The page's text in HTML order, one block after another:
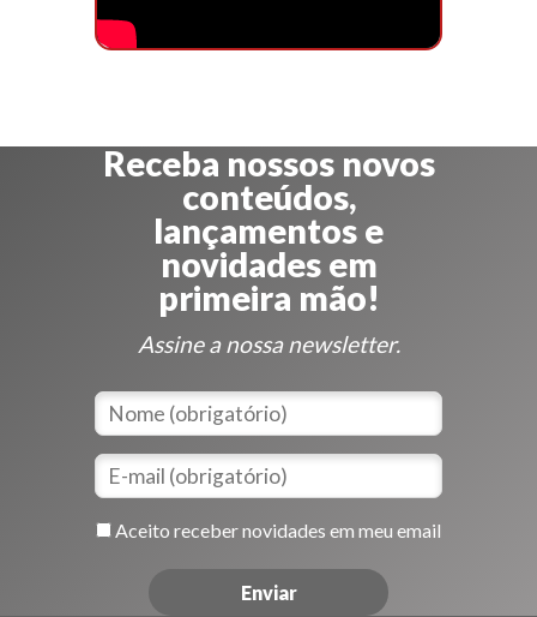
Receba nossos novos
conteúdos,
lançamentos e
novidades em
primeira mão!
Assine a nossa newsletter.
Aceito receber novidades em meu email